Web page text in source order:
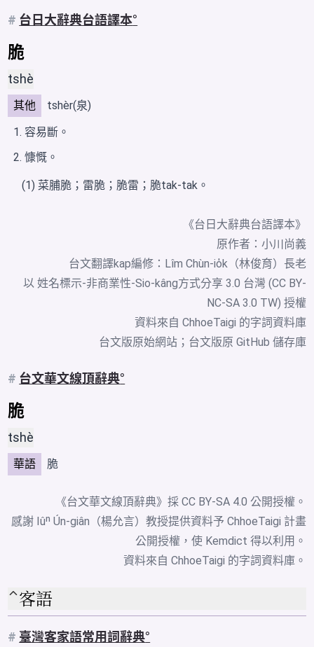
# 台日大辭典台語譯本
脆
tshè
其他
tshèr(泉)
容易斷。
慷慨。
(1) 菜脯脆；雷脆；脆雷；脆tak-tak。
《台日大辭典台語譯本》
原作者：小川尚義
台文翻譯kap編修：Lîm Chùn-io̍k（林俊育）長老
以 姓名標示-非商業性-Sio-kâng方式分享 3.0 台灣 (CC BY-
NC-SA 3.0 TW) 授權
資料來自 ChhoeTaigi 的字詞資料庫
台文版原始網站； 台文版原 GitHub 儲存庫
# 台文華文線頂辭典
脆
tshè
華語 脆
《台文華文線頂辭典》採 CC BY-SA 4.0 公開授權。
感謝 Iûⁿ Ún-giân（楊允言）教授提供資料予 ChhoeTaigi 計畫
公開授權，使 Kemdict 得以利用。
資料來自 ChhoeTaigi 的字詞資料庫。
客語
# 臺灣客家語常用詞辭典